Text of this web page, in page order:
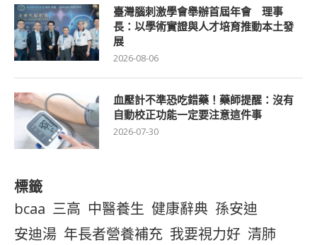
臺灣腦刺激學會舉辦首屆年會 理事
長：以學術實證與人才培育推動本土發
展
2026-08-06
血壓計不準恐吃錯藥！藥師提醒：沒有
自動校正功能一定要注意這件事
2026-07-30
標籤
bcaa 三高 中醫養生 健康辭典 孫安迪
安迪湯 年長者營養補充 我要視力好 清肺